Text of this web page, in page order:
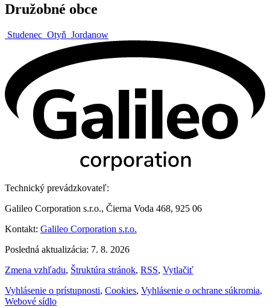
Družobné obce
Studenec Otyň Jordanow
Technický prevádzkovateľ:
Galileo Corporation s.r.o., Čierna Voda 468, 925 06
Kontakt: Galileo Corporation s.r.o.
Posledná aktualizácia: 7. 8. 2026
Zmena vzhľadu, Štruktúra stránok, RSS, Vytlačiť
Vyhlásenie o prístupnosti, Cookies, Vyhlásenie o ochrane súkromia,
Webové sídlo